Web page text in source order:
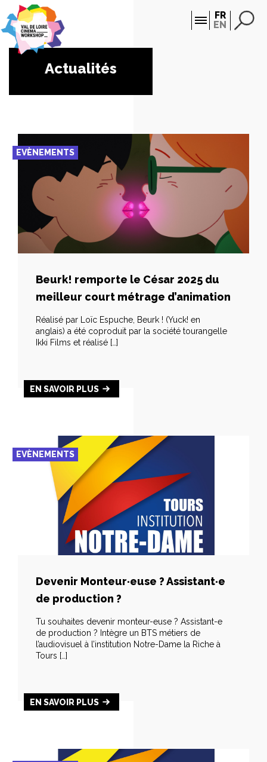
FR
EN
Actualités
EVÈNEMENTS
Beurk! remporte le César 2025 du
meilleur court métrage d’animation
Réalisé par Loïc Espuche, Beurk ! (Yuck! en
anglais) a été coproduit par la société tourangelle
Ikki Films et réalisé […]
EN SAVOIR PLUS
EVÈNEMENTS
Devenir Monteur·euse ? Assistant·e
de production ?
Tu souhaites devenir monteur-euse ? Assistant-e
de production ? Intègre un BTS métiers de
l’audiovisuel à l’institution Notre-Dame la Riche à
Tours […]
EN SAVOIR PLUS
Panneau de gestion des cookies